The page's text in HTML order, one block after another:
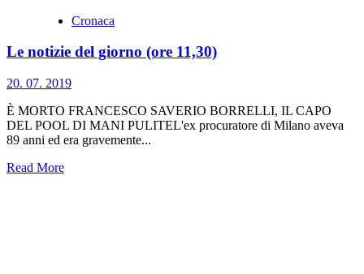
Cronaca
Le notizie del giorno (ore 11,30)
20. 07. 2019
È MORTO FRANCESCO SAVERIO BORRELLI, IL CAPO
DEL POOL DI MANI PULITEL'ex procuratore di Milano aveva
89 anni ed era gravemente...
Read More